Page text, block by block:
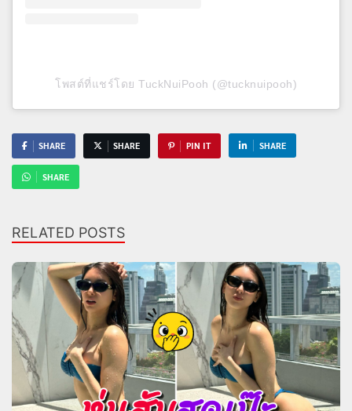
โพสต์ที่แชร์โดย TuckNuiPooh (@tucknuipooh)
SHARE SHARE PIN IT SHARE
SHARE
RELATED POSTS